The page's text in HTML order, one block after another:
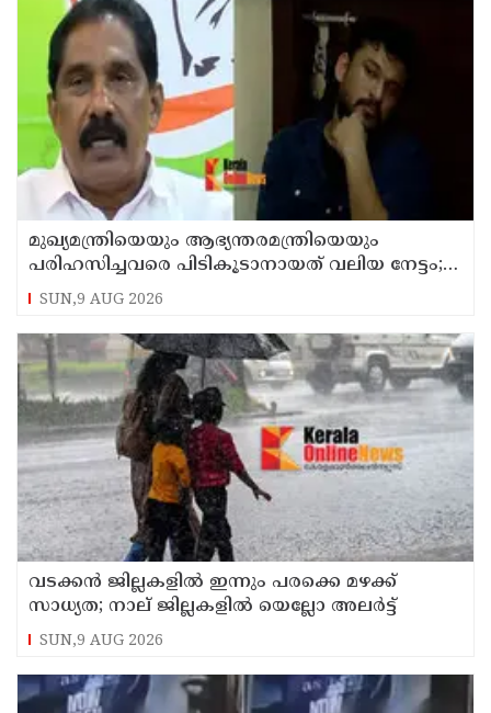
മുഖ്യമന്ത്രിയെയും ആഭ്യന്തരമന്ത്രിയെയും
പരിഹസിച്ചവരെ പിടികൂടാനായത് വലിയ നേട്ടം;
കണ്ണൂര്‍ ഡിസിസി പ്രസിഡന്റ്
SUN,9 AUG 2026
വടക്കന്‍ ജില്ലകളില്‍ ഇന്നും പരക്കെ മഴക്ക്
സാധ്യത; നാല് ജില്ലകളില്‍ യെല്ലോ അലര്‍ട്ട്
SUN,9 AUG 2026